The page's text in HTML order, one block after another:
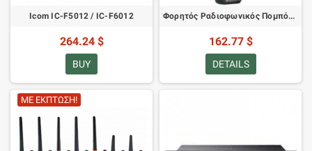
Icom IC-F5012 / IC-F6012
264.24 $
BUY
Φορητός Ραδιοφωνικός Πομπός Hytera HYT TC-610
162.77 $
DETAILS
ΜΕ ΈΚΠΤΩΣΗ!